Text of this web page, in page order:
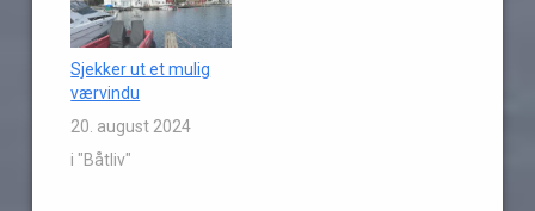
Sjekker ut et mulig
værvindu
20. august 2024
i "Båtliv"